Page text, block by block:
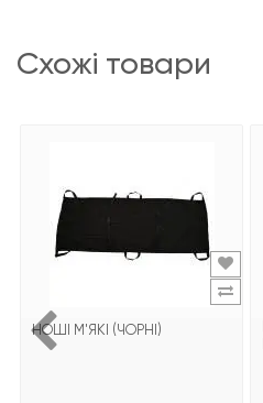
схожі товари
НОШІ М'ЯКІ (ЧОРНІ)